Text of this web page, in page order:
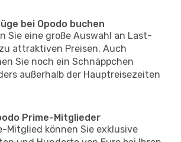
bei Opodo buchen
Sie eine große Auswahl an Last-
attraktiven Preisen. Auch
Sie noch ein Schnäppchen
außerhalb der Hauptreisezeiten
Prime-Mitglieder
Mitglied können Sie exklusive